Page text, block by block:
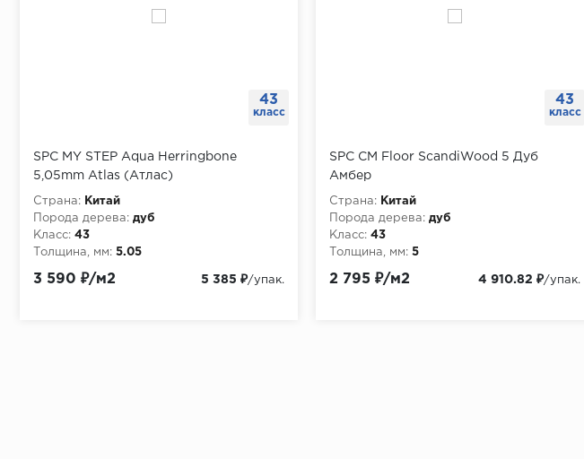
43
класс
SPC MY STEP Aqua Herringbone
5,05mm Atlas (Атлас)
Страна:
Китай
Порода дерева: дуб
Класс: 43
Толщина, мм: 5.05
3 590 ₽/м2 5 385 ₽/упак.
43
класс
SPC CM Floor ScandiWood 5 Дуб
Амбер
Страна:
Китай
Порода дерева: дуб
Класс: 43
Толщина, мм: 5
2 795 ₽/м2 4 910.82 ₽/упак.